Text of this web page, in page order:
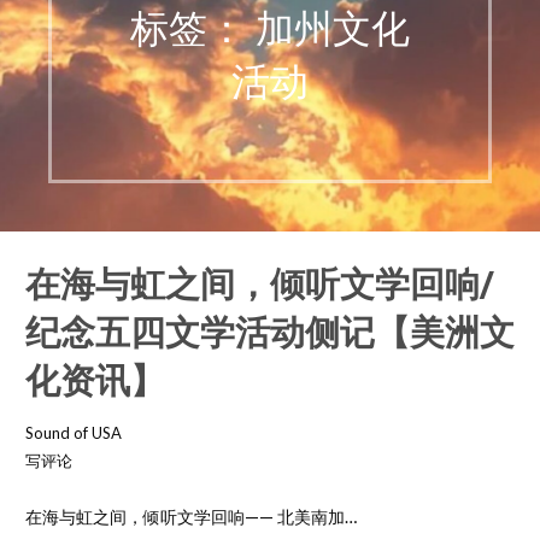
标签： 加州文化
活动
在海与虹之间，倾听文学回响/
纪念五四文学活动侧记【美洲文
化资讯】
Sound of USA
写评论
在海与虹之间，倾听文学回响—— 北美南加…